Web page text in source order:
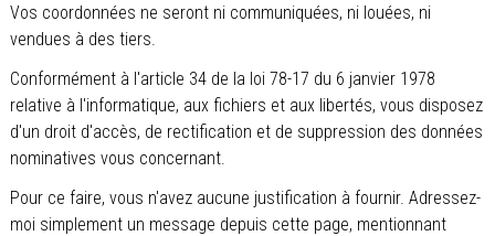
Vos coordonnées ne seront ni communiquées, ni louées, ni
vendues à des tiers.
Conformément à l'article 34 de la loi 78-17 du 6 janvier 1978
relative à l'informatique, aux fichiers et aux libertés, vous disposez
d'un droit d'accès, de rectification et de suppression des données
nominatives vous concernant.
Pour ce faire, vous n'avez aucune justification à fournir. Adressez-
moi simplement un message depuis cette page, mentionnant